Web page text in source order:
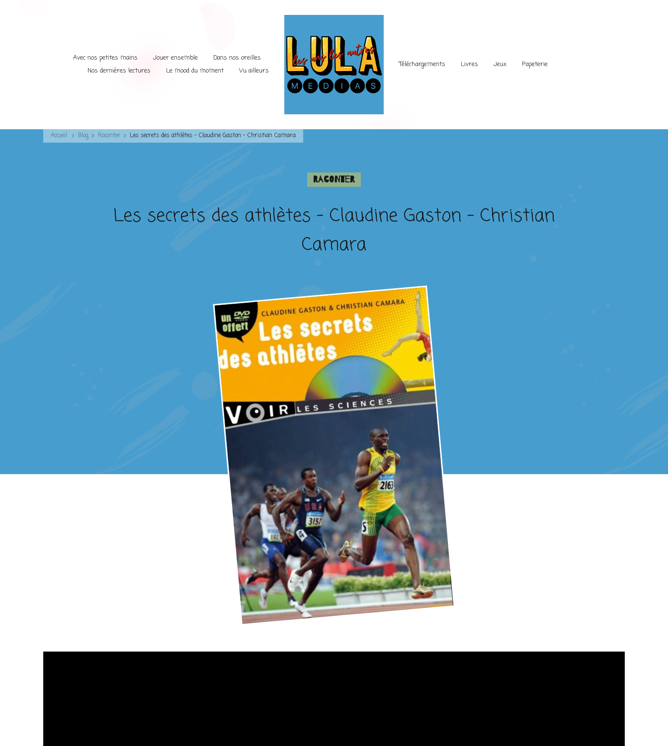
Avec nos petites mains Jouer ensemble
Dans nos oreilles
Nos dernières lectures
Le mood du moment Vu ailleurs
Téléchargements Livres Jeux Papeterie
Accueil Blog Raconter Les secrets des athlètes – Claudine Gaston – Christian Camara
Raconter
Les secrets des athlètes – Claudine Gaston – Christian
Camara